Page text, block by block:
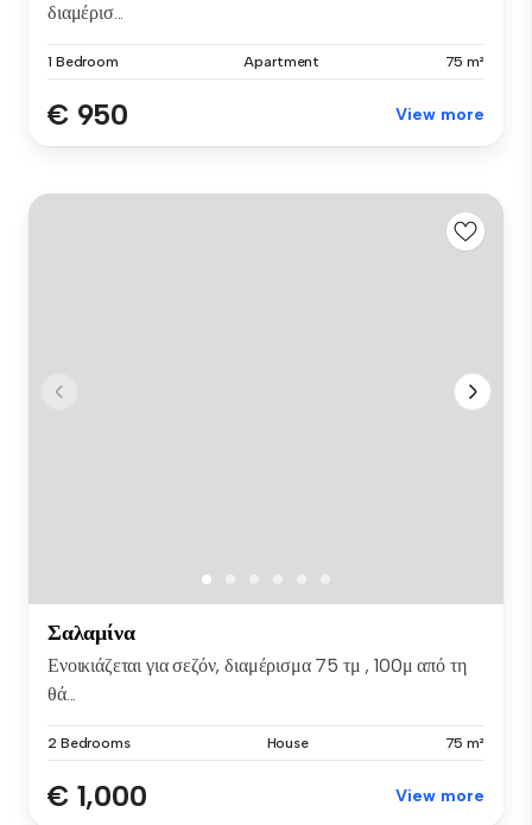
διαμέρισ...
1 Bedroom Apartment 75 m²
€ 950 View more
Σαλαμίνα
Ενοικιάζεται για σεζόν, διαμέρισμα 75 τμ , 100μ από τη
θά...
2 Bedrooms House 75 m²
€ 1,000 View more